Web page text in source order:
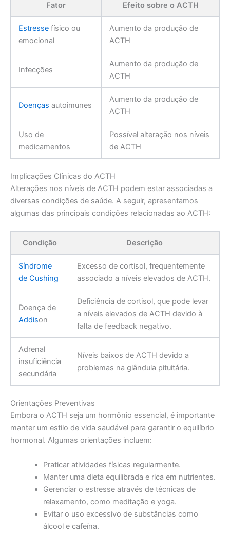
Fator Efeito sobre o ACTH
Estressefísico ou
emocional
Aumento da produção de
ACTH
Infecções
Aumento da produção de
ACTH
Doenças autoimunes
Aumento da produção de
ACTH
Uso de
medicamentos
Possível alteração nos níveis
de ACTH
Implicações Clínicas do ACTH
Alterações nos níveis de ACTH podem estar associadas a
diversas condições de saúde. A seguir, apresentamos
algumas das principais condições relacionadas ao ACTH:
Condição Descrição
Síndrome
de Cushing
Excesso de cortisol, frequentemente
associado a níveis elevados de ACTH.
Doença de
Addison
Deficiência de cortisol, que pode levar
a níveis elevados de ACTH devido à
falta de feedback negativo.
Adrenal
insuficiência
secundária
Níveis baixos de ACTH devido a
problemas na glândula pituitária.
Orientações Preventivas
Embora o ACTH seja um hormônio essencial, é importante
manter um estilo de vida saudável para garantir o equilíbrio
hormonal. Algumas orientações incluem:
Praticar atividades físicas regularmente.
Manter uma dieta equilibrada e rica em nutrientes.
Gerenciar o estresse através de técnicas de
relaxamento, como meditação e yoga.
Evitar o uso excessivo de substâncias como
álcool e cafeína.